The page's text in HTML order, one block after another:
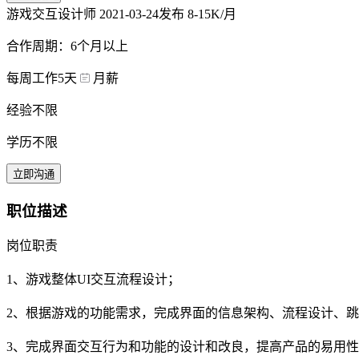
游戏交互设计师 2021-03-24发布 8-15K/月
合作周期：6个月以上
每周工作5天 月薪
经验不限
学历不限
立即沟通
职位描述
岗位职责
1、游戏整体UI交互流程设计；
2、根据游戏的功能需求，完成界面的信息架构、流程设计、跳
3、完成界面交互行为和功能的设计和改良，提高产品的易用性